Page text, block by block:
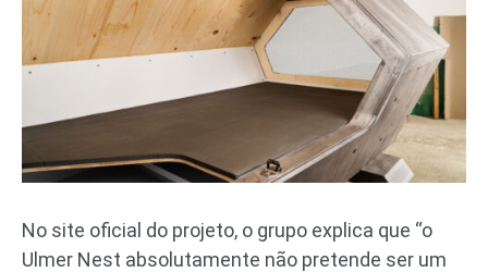
No site oficial do projeto, o grupo explica que “o
Ulmer Nest absolutamente não pretende ser um